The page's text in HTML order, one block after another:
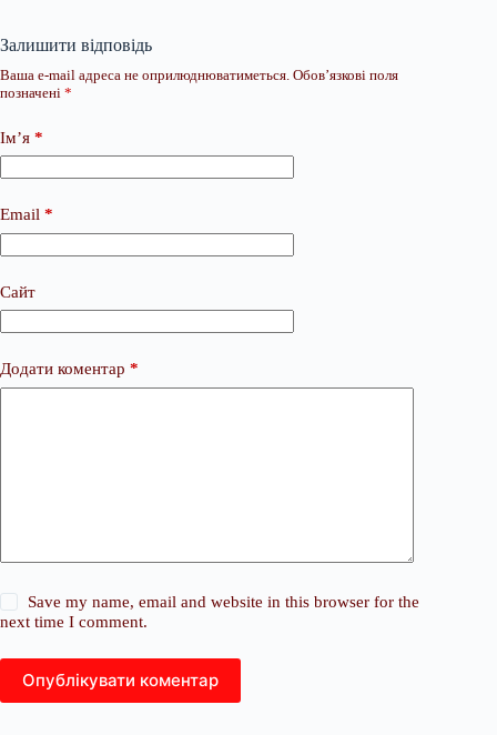
Залишити відповідь
Ваша e-mail адреса не оприлюднюватиметься. Обов’язкові поля
позначені *
Ім’я *
Email *
Сайт
Додати коментар *
Save my name, email and website in this browser for the
next time I comment.
Опублікувати коментар